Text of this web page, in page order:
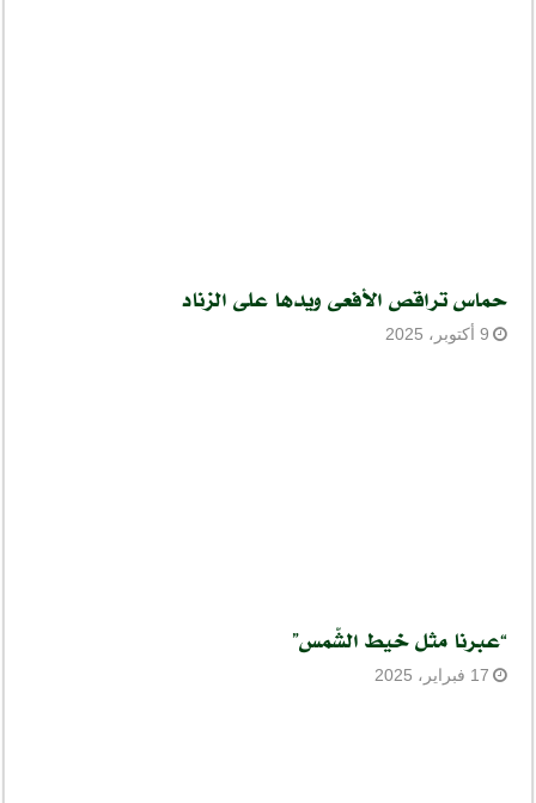
حماس تراقص الأفعى ويدها على الزناد
9 أكتوبر، 2025
“عبرنا مثل خيط الشّمس”
17 فبراير، 2025